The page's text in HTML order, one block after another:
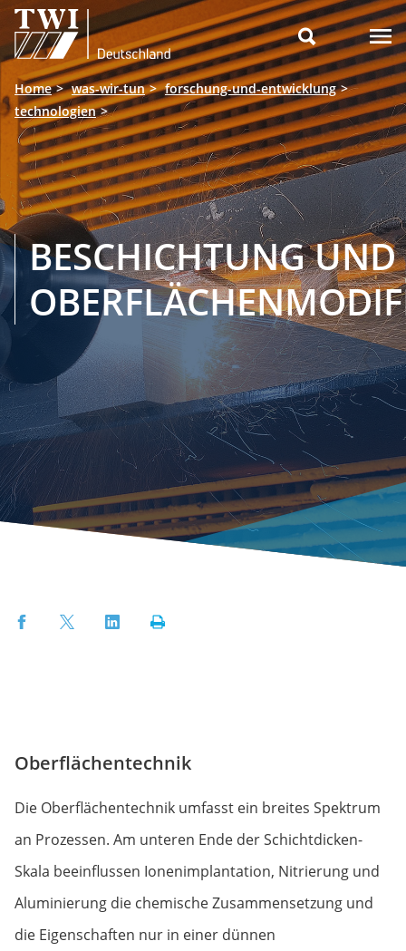

Home was-wir-tun
forschung-und-entwicklung
technologien
BESCHICHTUNG UND
FacebookTwitterLinkedInPrint
Oberflächentechnik
Die Oberflächentechnik umfasst ein breites Spektrum
an Prozessen. Am unteren Ende der Schichtdicken-
Skala beeinflussen Ionenimplantation, Nitrierung und
Aluminierung die chemische Zusammensetzung und
die Eigenschaften nur in einer dünnen